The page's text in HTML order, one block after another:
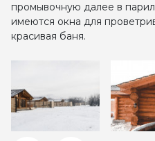
промывочную далее в
имеются окна для
красивая баня.